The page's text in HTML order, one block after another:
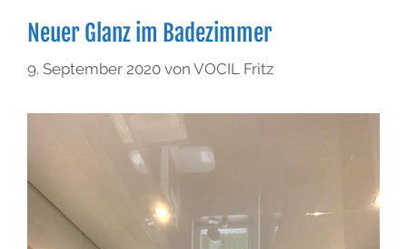
Neuer Glanz im Badezimmer
9. September 2020 von VOCIL Fritz